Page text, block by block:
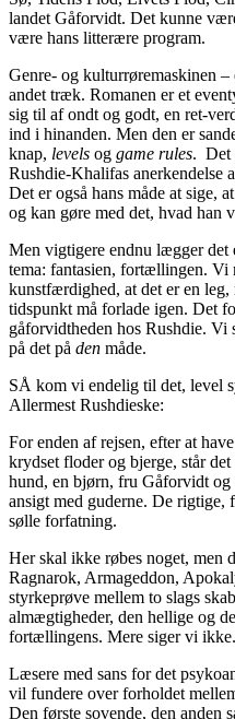
landet Gåforvidt. Det kunne
være hans litterære program.
Genre- og kulturrøremaskinen –
andet træk. Romanen er et
sig til af ondt og godt, en ret-
ind i hinanden. Men den er
knap, levels og game rules. Det
Rushdie-Khalifas anerkendelse
Det er også hans måde at sige,
og kan gøre med det, hvad han
Men vigtigere endnu lægger det
tema: fantasien, fortællingen. Vi
kunstfærdighed, at det er en
tidspunkt må forlade igen. Det
gåforvidtheden hos Rushdie.
på det på den måde.
SÅ kom vi endelig til det, level
Allermest Rushdieske:
For enden af rejsen, efter at
krydset floder og bjerge, står
hund, en bjørn, fru Gåforvidt og
ansigt med guderne. De rigtige,
sølle forfatning.
Her skal ikke røbes noget, men
Ragnarok, Armageddon,
styrkeprøve mellem to slags
almægtigheder, den hellige og
fortællingens. Mere siger vi ikke.
Læsere med sans for det
vil fundere over forholdet
Den første sovende, den anden